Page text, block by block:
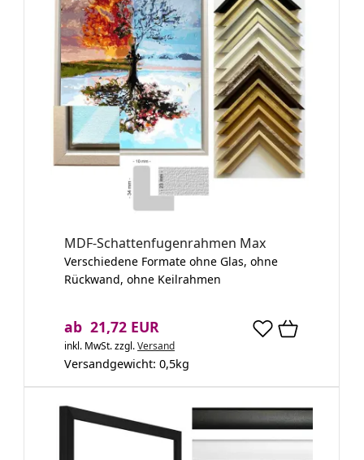
MDF-Schattenfugenrahmen Max
Verschiedene Formate ohne Glas, ohne
Rückwand, ohne Keilrahmen
ab 21,72 EUR
inkl. MwSt.zzgl.Versand
Versandgewicht: 0,5kg